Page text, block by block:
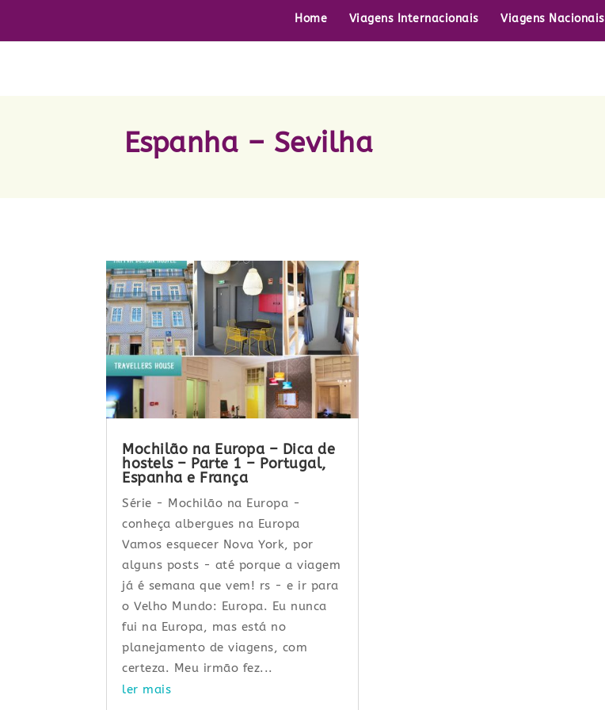
Home Viagens Internacionais Viagens Nacionais
Espanha – Sevilha
Mochilão na Europa – Dica de
hostels – Parte 1 – Portugal,
Espanha e França
Série - Mochilão na Europa -
conheça albergues na Europa
Vamos esquecer Nova York, por
alguns posts - até porque a viagem
já é semana que vem! rs - e ir para
o Velho Mundo: Europa. Eu nunca
fui na Europa, mas está no
planejamento de viagens, com
certeza. Meu irmão fez...
ler mais